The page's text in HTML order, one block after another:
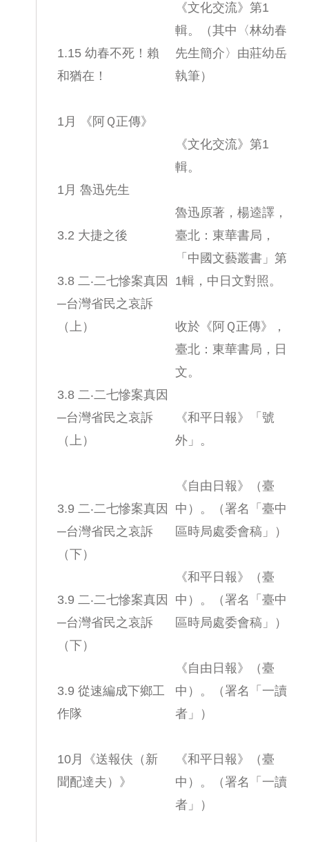
1.15 幼春不死！賴
和猶在！
1月 《阿Ｑ正傳》
1月 魯迅先生
3.2 大捷之後
3.8 二‧二七慘案真因
─台灣省民之哀訴
（上）
3.8 二‧二七慘案真因
─台灣省民之哀訴
（上）
3.9 二‧二七慘案真因
─台灣省民之哀訴
（下）
3.9 二‧二七慘案真因
─台灣省民之哀訴
（下）
3.9 從速編成下鄉工
作隊
10月《送報伕（新
聞配達夫）》
《文化交流》第1
輯。（其中〈林幼春
先生簡介〉由莊幼岳
執筆）
《文化交流》第1
輯。
魯迅原著，楊逵譯，
臺北：東華書局，
「中國文藝叢書」第
1輯，中日文對照。
收於《阿Ｑ正傳》，
臺北：東華書局，日
文。
《和平日報》「號
外」。
《自由日報》（臺
中）。（署名「臺中
區時局處委會稿」）
《和平日報》（臺
中）。（署名「臺中
區時局處委會稿」）
《自由日報》（臺
中）。（署名「一讀
者」）
《和平日報》（臺
中）。（署名「一讀
者」）